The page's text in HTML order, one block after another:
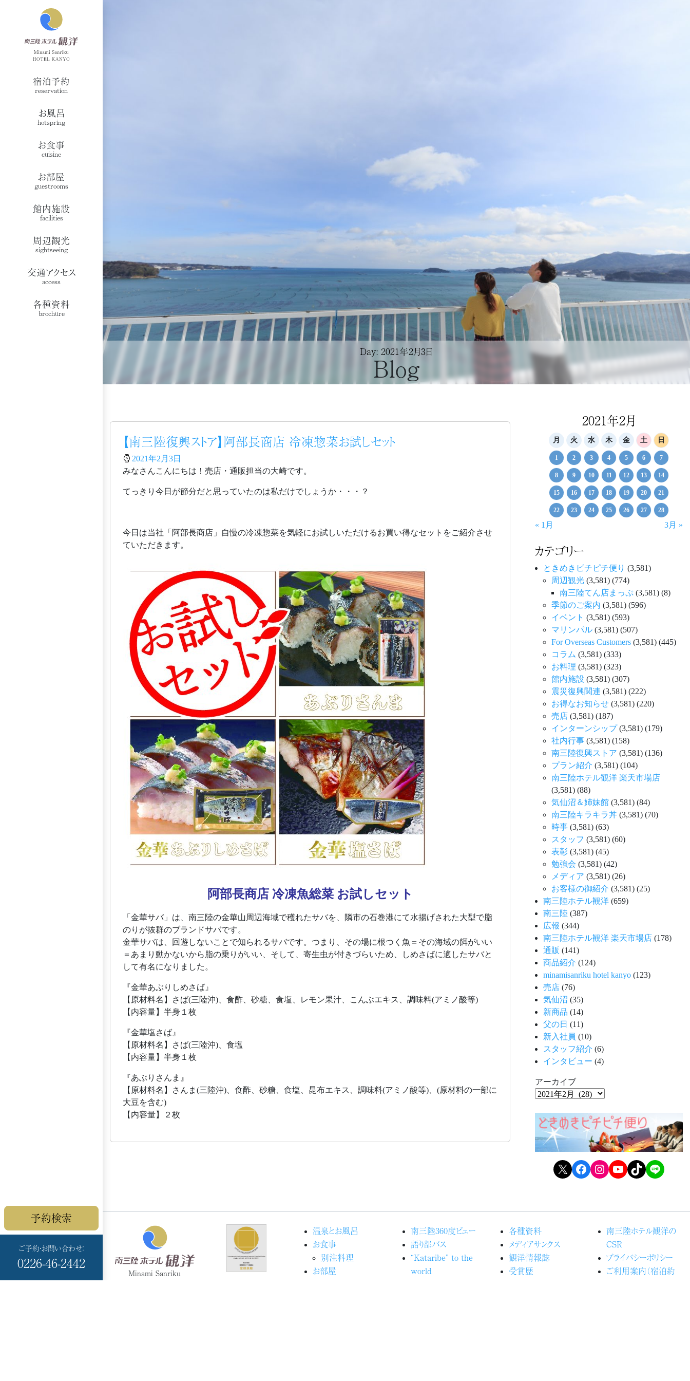
宿泊予約
reservation
お風呂
hotspring
お食事
cuisine
お部屋
guestrooms
館内施設
facilities
周辺観光
sightseeing
交通アクセス
access
各種資料
brochure
予約検索
ご予約・お問い合わせ：
0226-46-2442
Day: 2021年2月3日
Blog
【南三陸復興ストア】阿部長商店 冷凍惣菜お試しセット
2021年2月3日
みなさんこんにちは！売店・通販担当の大崎です。
てっきり今日が節分だと思っていたのは私だけでしょうか・・・？
今日は当社「阿部長商店」自慢の冷凍惣菜を気軽にお試しいただけるお買い得なセットをご紹介させ
ていただきます。
阿部長商店 冷凍魚総菜 お試しセット
「金華サバ」は、南三陸の金華山周辺海域で穫れたサバを、隣市の石巻港にて水揚げされた大型で脂
のりが抜群のブランドサバです。
金華サバは、回遊しないことで知られるサバです。つまり、その場に根つく魚＝その海域の餌がいい
＝あまり動かないから脂の乗りがいい、そして、寄生虫が付きづらいため、しめさばに適したサバと
して有名になりました。
『金華あぶりしめさば』
【原材料名】さば(三陸沖)、食酢、砂糖、食塩、レモン果汁、こんぶエキス、調味料(アミノ酸等)
【内容量】半身１枚
『金華塩さば』
【原材料名】さば(三陸沖)、食塩
【内容量】半身１枚
『あぶりさんま』
【原材料名】さんま(三陸沖)、食酢、砂糖、食塩、昆布エキス、調味料(アミノ酸等)、(原材料の一部に
大豆を含む)
【内容量】２枚
2021年2月
月 火 水 木 金 土 日
1 2 3 4 5 6 7
8 9 10 11 12 13 14
15 16 17 18 19 20 21
22 23 24 25 26 27 28
« 1月 3月 »
カテゴリー
ときめきピチピチ便り (3,581)
周辺観光 (3,581) (774)
南三陸てん店まっぷ (3,581) (8)
季節のご案内 (3,581) (596)
イベント (3,581) (593)
マリンパル (3,581) (507)
For Overseas Customers (3,581) (445)
コラム (3,581) (333)
お料理 (3,581) (323)
館内施設 (3,581) (307)
震災復興関連 (3,581) (222)
お得なお知らせ (3,581) (220)
売店 (3,581) (187)
インターンシップ(3,581) (179)
社内行事 (3,581) (158)
南三陸復興ストア (3,581) (136)
プラン紹介 (3,581) (104)
南三陸ホテル観洋 楽天市場店
(3,581) (88)
気仙沼＆姉妹館 (3,581) (84)
南三陸キラキラ丼 (3,581) (70)
時事 (3,581) (63)
スタッフ (3,581) (60)
表彰 (3,581) (45)
勉強会 (3,581) (42)
メディア (3,581) (26)
お客様の御紹介 (3,581) (25)
南三陸ホテル観洋 (659)
南三陸 (387)
広報 (344)
南三陸ホテル観洋 楽天市場店 (178)
通販 (141)
商品紹介 (124)
minamisanriku hotel kanyo (123)
売店 (76)
気仙沼 (35)
新商品 (14)
父の日 (11)
新入社員 (10)
スタッフ紹介 (6)
インタビュー (4)
アーカイブ
X Facebook Instagram YouTube TikTok LINE
Minami Sanriku
温泉とお風呂
お食事
別注料理
お部屋
南三陸360度ビュー
語り部バス
“Kataribe” to the
world
各種資料
メディアサンクス
観洋情報誌
受賞歴
南三陸ホテル観洋の
CSR
プライバシーポリシー
ご利用案内（宿泊約